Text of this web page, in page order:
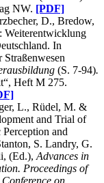
NW. [PDF]
D., Bredow,
Weiterentwicklung
In
(S. 7-94).
Heft M 275.
L., Rüdel, M. &
and Trial of
and
S. Landry, G.
(Ed.), Advances in
Proceedings of